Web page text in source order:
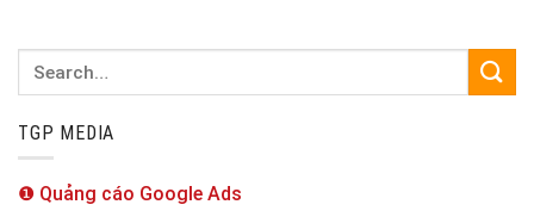
TGP MEDIA
❶ Quảng cáo Google Ads